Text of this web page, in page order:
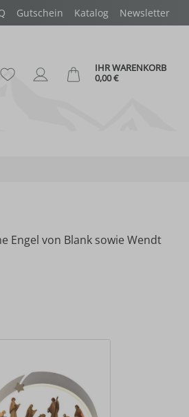
Gutschein Katalog Newsletter
Du hast 0 Produkte auf dem
IHR WARENKORB
0,00 €
Engel von Blank sowie Wendt